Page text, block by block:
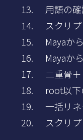
用語の
スクリ
Mayaか
Mayaか
二重骨
root以下
一括リ
スクリ